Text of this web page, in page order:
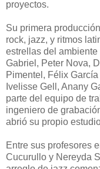
proyectos.
Su primera
rock, jazz, y ritmos
estrellas del
Gabriel, Peter Nova,
Pimentel, Félix
Ivelisse Gell, Anany
parte del equipo de
ingeniero de
abrió su propio
Entre sus profesores
Cucurullo y Nereyda